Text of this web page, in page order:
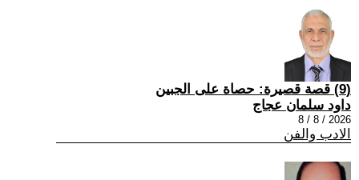
(9) قصة قصيرة: حصاة على الجبين
داود سلمان عجاج
2026 / 8 / 8
الادب والفن